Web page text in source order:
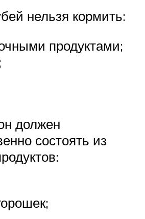
нельзя кормить:
продуктами;
должен
состоять из